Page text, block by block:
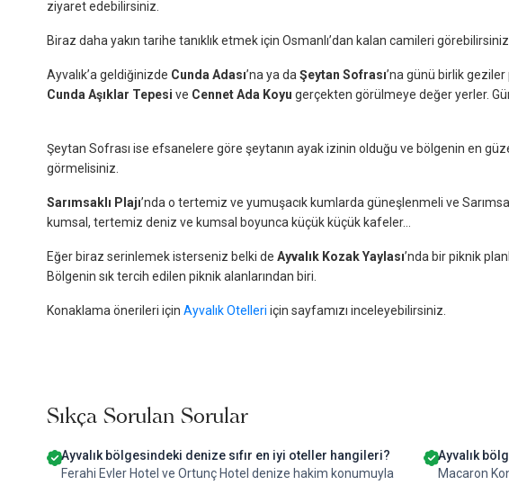
ziyaret edebilirsiniz.
Biraz daha yakın tarihe tanıklık etmek için Osmanlı’dan kalan camileri görebilirsiniz.
Ayvalık’a geldiğinizde Cunda Adası’na ya da Şeytan Sofrası’na günü birlik
Cunda Aşıklar Tepesi ve Cennet Ada Koyu gerçekten görülmeye değer yerler.
Şeytan Sofrası ise efsanelere göre şeytanın ayak izinin olduğu ve bölgenin en
görmelisiniz.
Sarımsaklı Plajı’nda o tertemiz ve yumuşacık kumlarda güneşlenmeli ve
kumsal, tertemiz deniz ve kumsal boyunca küçük küçük kafeler…
Eğer biraz serinlemek isterseniz belki de Ayvalık Kozak Yaylası’nda bir piknik
Bölgenin sık tercih edilen piknik alanlarından biri.
Konaklama önerileri için Ayvalık Otelleri için sayfamızı inceleyebilirsiniz.
Sıkça Sorulan Sorular
Ayvalık bölgesindeki denize sıfır en iyi oteller hangileri?
Ferahi Evler Hotel ve Ortunç Hotel denize hakim konumuyla
Ayvalık
Macaron